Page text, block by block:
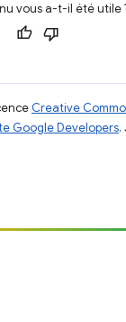
vous a-t-il été utile
Creative
Google Developers.